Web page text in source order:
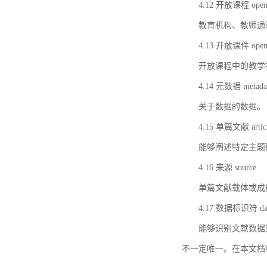
4.12 开放课程
教育机构、教师
4.13 开放课件
开放课程中的教
4.14 元数据
关于数据的数据。
4.15 单篇文献
能够阐述特定主
4.16 来源 source
单篇文献载体或
4.17 数据标识符
能够识别文献数
不一定唯一。在本文